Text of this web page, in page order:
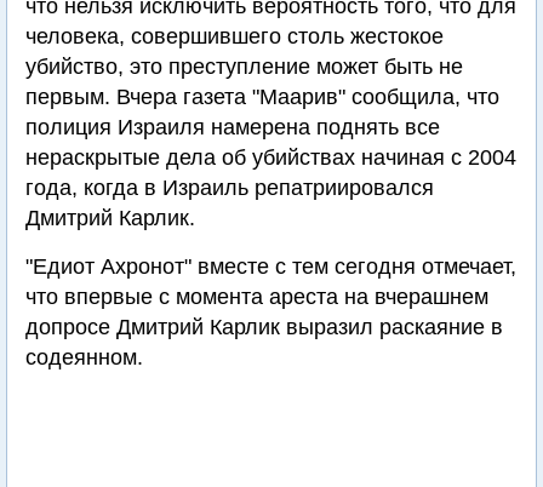
что нельзя исключить вероятность того, что для
человека, совершившего столь жестокое
убийство, это преступление может быть не
первым. Вчера газета "Маарив" сообщила, что
полиция Израиля намерена поднять все
нераскрытые дела об убийствах начиная с 2004
года, когда в Израиль репатриировался
Дмитрий Карлик.
"Едиот Ахронот" вместе с тем сегодня отмечает,
что впервые с момента ареста на вчерашнем
допросе Дмитрий Карлик выразил раскаяние в
содеянном.